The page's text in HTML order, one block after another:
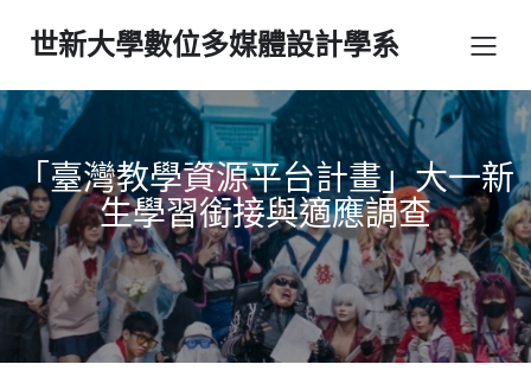
世新大學數位多媒體設計學系
「臺灣教學資源平台計畫」大一新
生學習銜接與適應調查